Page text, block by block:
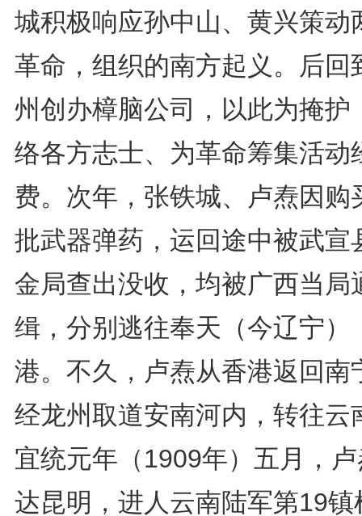
城积极响应孙中山、黄兴策动
革命，组织的南方起义。后回
州创办樟脑公司，以此为掩护
络各方志士、为革命筹集活动
费。次年，张铁城、卢焘因购
批武器弹药，运回途中被武宣
金局查出没收，均被广西当局
缉，分别逃往奉天（今辽宁）
港。不久，卢焘从香港返回南
经龙州取道安南河内，转往云
宜统元年（1909年）五月，
达昆明，进人云南陆军第19镇